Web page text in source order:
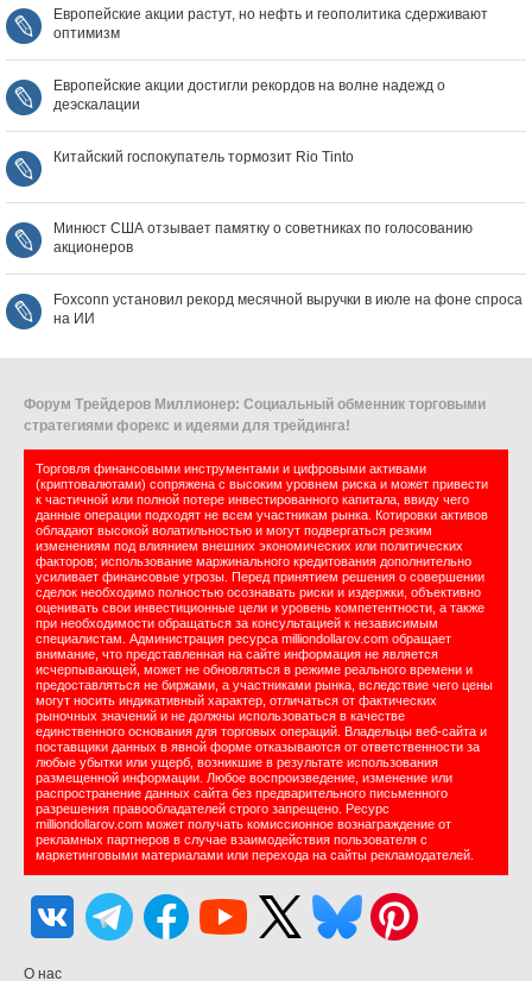
Европейские акции растут, но нефть и геополитика сдерживают
оптимизм
Европейские акции достигли рекордов на волне надежд о
деэскалации
Китайский госпокупатель тормозит Rio Tinto
Минюст США отзывает памятку о советниках по голосованию
акционеров
Foxconn установил рекорд месячной выручки в июле на фоне спроса
на ИИ
Форум Трейдеров Миллионер: Социальный обменник торговыми
стратегиями форекс и идеями для трейдинга!
Торговля финансовыми инструментами и цифровыми активами
(криптовалютами) сопряжена с высоким уровнем риска и может привести
к частичной или полной потере инвестированного капитала, ввиду чего
данные операции подходят не всем участникам рынка. Котировки активов
обладают высокой волатильностью и могут подвергаться резким
изменениям под влиянием внешних экономических или политических
факторов; использование маржинального кредитования дополнительно
усиливает финансовые угрозы. Перед принятием решения о совершении
сделок необходимо полностью осознавать риски и издержки, объективно
оценивать свои инвестиционные цели и уровень компетентности, а также
при необходимости обращаться за консультацией к независимым
специалистам. Администрация ресурса milliondollarov.com обращает
внимание, что представленная на сайте информация не является
исчерпывающей, может не обновляться в режиме реального времени и
предоставляться не биржами, а участниками рынка, вследствие чего цены
могут носить индикативный характер, отличаться от фактических
рыночных значений и не должны использоваться в качестве
единственного основания для торговых операций. Владельцы веб-сайта и
поставщики данных в явной форме отказываются от ответственности за
любые убытки или ущерб, возникшие в результате использования
размещенной информации. Любое воспроизведение, изменение или
распространение данных сайта без предварительного письменного
разрешения правообладателей строго запрещено. Ресурс
milliondollarov.com может получать комиссионное вознаграждение от
рекламных партнеров в случае взаимодействия пользователя с
маркетинговыми материалами или перехода на сайты рекламодателей.
О нас